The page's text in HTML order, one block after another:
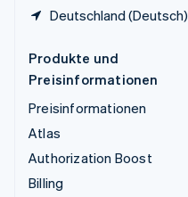
Deutschland (Deutsch)
Produkte und
Preisinformationen
Preisinformationen
Atlas
Authorization Boost
Billing